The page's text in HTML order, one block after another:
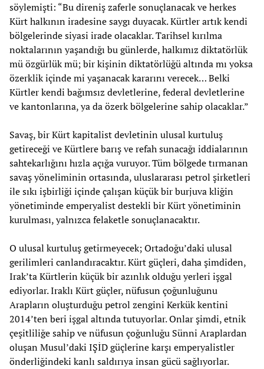
söylemişti: “Bu direniş zaferle sonuçlanacak ve herkes
Kürt halkının iradesine saygı duyacak. Kürtler artık kendi
bölgelerinde siyasi irade olacaklar. Tarihsel kırılma
noktalarının yaşandığı bu günlerde, halkımız diktatörlük
mü özgürlük mü; bir kişinin diktatörlüğü altında mı yoksa
özerklik içinde mi yaşanacak kararını verecek… Belki
Kürtler kendi bağımsız devletlerine, federal devletlerine
ve kantonlarına, ya da özerk bölgelerine sahip olacaklar.”
Savaş, bir Kürt kapitalist devletinin ulusal kurtuluş
getireceği ve Kürtlere barış ve refah sunacağı iddialarının
sahtekarlığını hızla açığa vuruyor. Tüm bölgede tırmanan
savaş yöneliminin ortasında, uluslararası petrol şirketleri
ile sıkı işbirliği içinde çalışan küçük bir burjuva kliğin
yönetiminde emperyalist destekli bir Kürt yönetiminin
kurulması, yalnızca felaketle sonuçlanacaktır.
O ulusal kurtuluş getirmeyecek; Ortadoğu’daki ulusal
gerilimleri canlandıracaktır. Kürt güçleri, daha şimdiden,
Irak’ta Kürtlerin küçük bir azınlık olduğu yerleri işgal
ediyorlar. Iraklı Kürt güçler, nüfusun çoğunluğunu
Arapların oluşturduğu petrol zengini Kerkük kentini
2014’ten beri işgal altında tutuyorlar. Onlar şimdi, etnik
çeşitliliğe sahip ve nüfusun çoğunluğu Sünni Araplardan
oluşan Musul’daki IŞİD güçlerine karşı emperyalistler
önderliğindeki kanlı saldırıya insan gücü sağlıyorlar.